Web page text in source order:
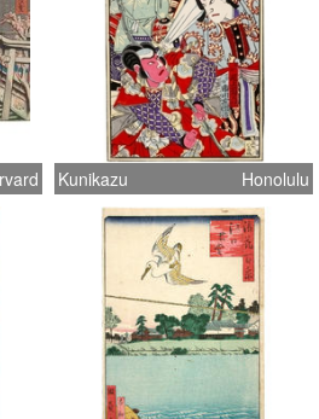
Kunikazu Honolulu